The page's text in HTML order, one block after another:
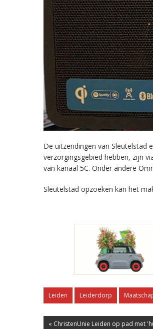
De uitzendingen van Sleutelstad
verzorgingsgebied hebben, zijn
van kanaal 5C. Onder andere
Sleutelstad opzoeken kan het
Leiden Leiderdorp
« ChristenUnie Leiden op pad met